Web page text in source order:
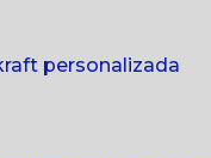
personalizada